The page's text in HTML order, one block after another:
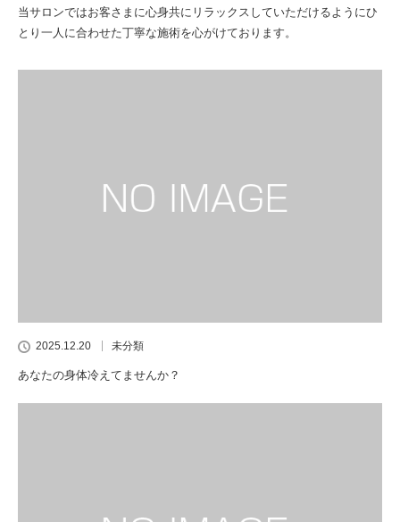
当サロンではお客さまに心身共にリラックスしていただけるようにひ
とり一人に合わせた丁寧な施術を心がけております。
2025.12.20 未分類
あなたの身体冷えてませんか？